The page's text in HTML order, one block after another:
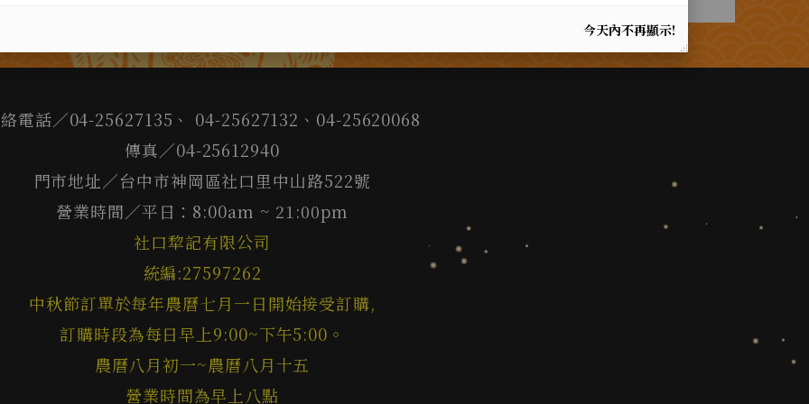
電話／04-25627135、 04-25627132、04-25620068
傳真／04-25612940
門市地址／台中市神岡區社口里中山路522號
營業時間／平日：8:00am ~ 21:00pm
社口犂記有限公司
統編:27597262
中秋節訂單於每年農曆七月一日開始接受訂購,
訂購時段為每日早上9:00~下午5:00。
農曆八月初一~農曆八月十五
營業時間為早上八點
今天內不再顯示!